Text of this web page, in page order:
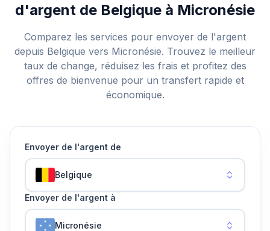
d'argent de Belgique à Micronésie
Comparez les services pour envoyer de l'argent
depuis Belgique vers Micronésie. Trouvez le meilleur
taux de change, réduisez les frais et profitez des
offres de bienvenue pour un transfert rapide et
économique.
Envoyer de l'argent de
Belgique
Envoyer de l'argent à
Micronésie